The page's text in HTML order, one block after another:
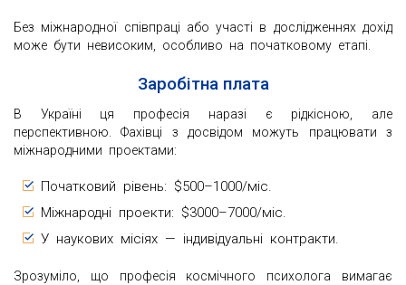
Без міжнародної співпраці або участі в дослідженнях дохід
може бути невисоким, особливо на початковому етапі.
Заробітна плата
В Україні ця професія наразі є рідкісною, але
перспективною. Фахівці з досвідом можуть працювати з
міжнародними проектами:
Початковий рівень: $500–1000/міс.
Міжнародні проекти: $3000–7000/міс.
У наукових місіях — індивідуальні контракти.
Зрозуміло, що професія космічного психолога вимагає